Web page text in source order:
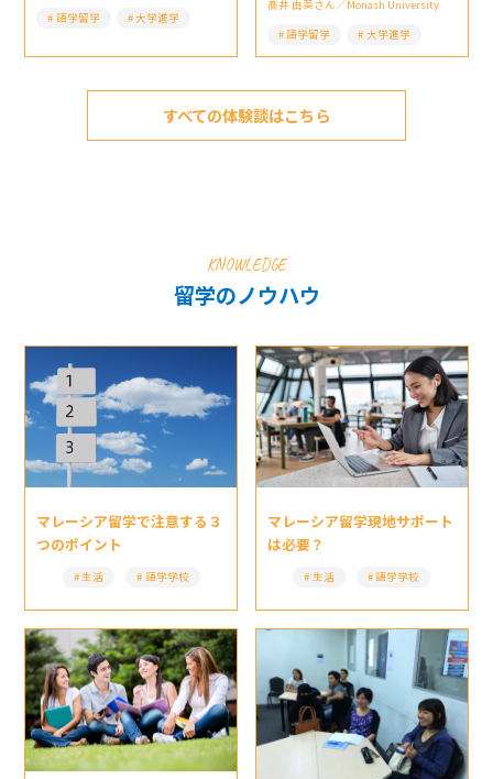
語学留学 大学進学
髙井 由菜さん／Monash University
語学留学
大学進学
すべての体験談はこちら
KNOWLEDGE
留学のノウハウ
マレーシア留学で注意する３
つのポイント
生活 語学学校
マレーシア留学現地サポート
は必要？
生活 語学学校